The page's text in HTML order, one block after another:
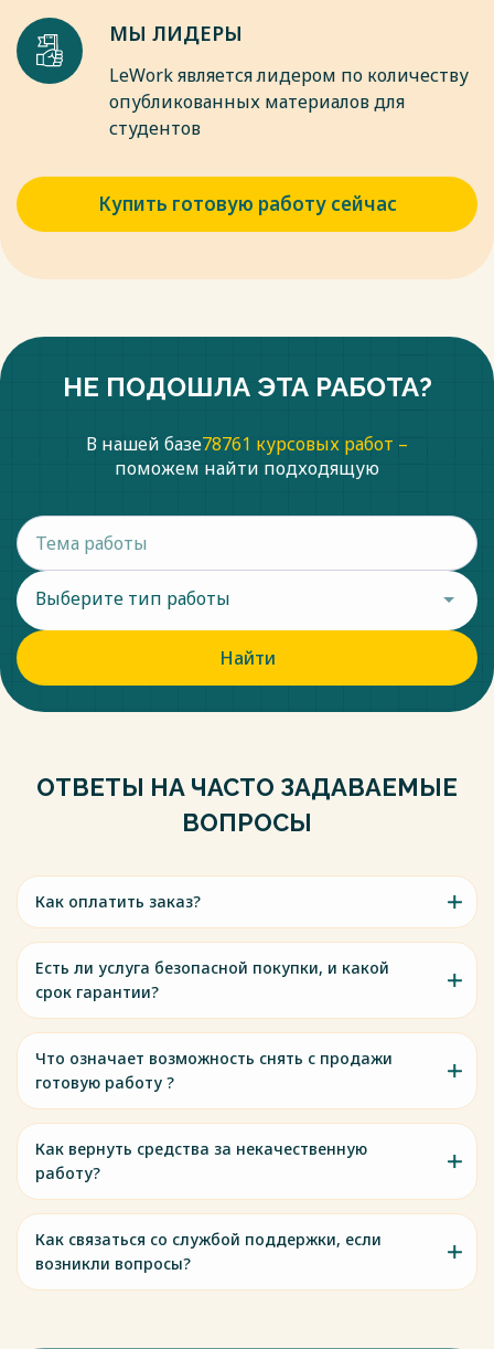
пользователь по какой-то причине не банится, то есть не
наказывается администрацией чата за своё поведение.
Весь текст будет доступен после покупки
МЫ ЛИДЕРЫ
LeWork является лидером по количеству
опубликованных материалов для
студентов
Купить готовую работу сейчас
НЕ ПОДОШЛА ЭТА РАБОТА?
В нашей базе78761 курсовых работ –
поможем найти подходящую
Выберите тип работы
Найти
ОТВЕТЫ НА ЧАСТО ЗАДАВАЕМЫЕ
ВОПРОСЫ
Как оплатить заказ?
Есть ли услуга безопасной покупки, и какой
срок гарантии?
Что означает возможность снять с продажи
готовую работу ?
Как вернуть средства за некачественную
работу?
Как связаться со службой поддержки, если
возникли вопросы?